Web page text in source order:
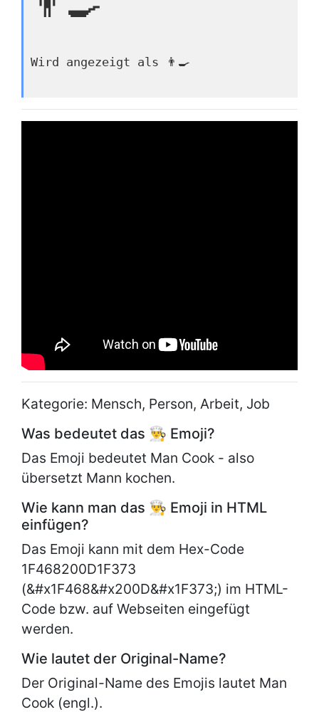
Wird angezeigt als 👨‍🍳
Kategorie: Mensch, Person, Arbeit, Job
Was bedeutet das 👨‍🍳 Emoji?
Das Emoji bedeutet Man Cook - also
übersetzt Mann kochen.
Wie kann man das 👨‍🍳 Emoji in HTML
einfügen?
Das Emoji kann mit dem Hex-Code
1F468200D1F373
(&#x1F468&#x200D&#x1F373;) im HTML-
Code bzw. auf Webseiten eingefügt
werden.
Wie lautet der Original-Name?
Der Original-Name des Emojis lautet Man
Cook (engl.).